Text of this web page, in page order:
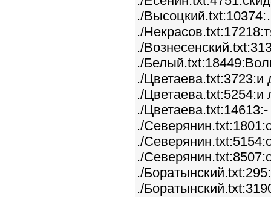
./
./
./
./
./Цветаева.txt:3723:и
./Цветаева.txt:5254:и
./
./
./
./
./
./